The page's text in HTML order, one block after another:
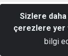
Sizlere
çerezlere yer
bilgi